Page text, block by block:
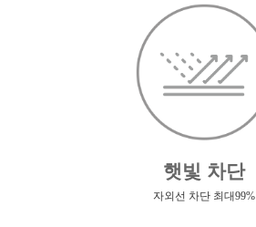
햇빛 차단
자외선 차단 최대99%